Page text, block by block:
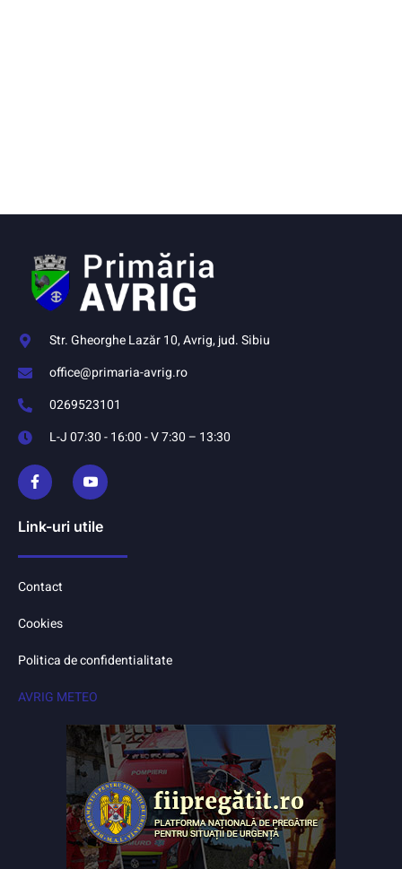
Str. Gheorghe Lazăr 10, Avrig, jud. Sibiu
office@primaria-avrig.ro
0269523101
L-J 07:30 - 16:00 - V 7:30 – 13:30
Link-uri utile
Contact
Cookies
Politica de confidentialitate
AVRIG METEO